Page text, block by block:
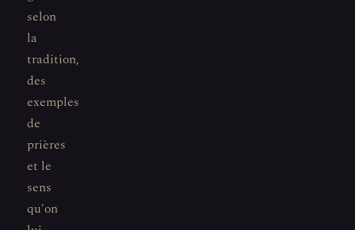
selon
la
tradition,
des
exemples
de
prières
et le
sens
qu'on